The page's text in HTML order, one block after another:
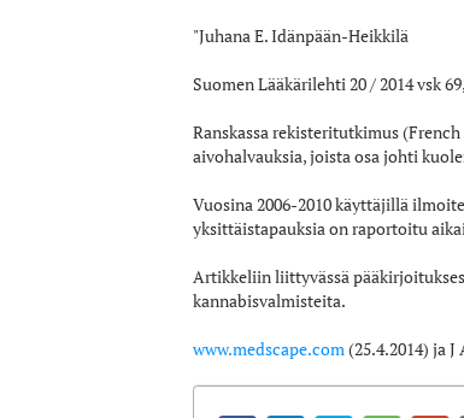
"Juhana E. Idänpään-Heikkilä
Suomen Lääkärilehti 20 / 2014 vsk
Ranskassa rekisteritutkimus
aivohalvauksia, joista osa johti
Vuosina 2006-2010 käyttäjillä
yksittäistapauksia on raportoitu
Artikkeliin liittyvässä
kannabisvalmisteita.
www.medscape.com (25.4.2014) ja